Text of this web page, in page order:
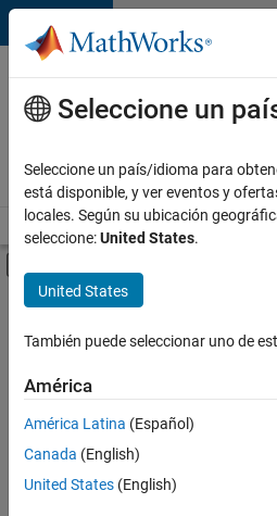
Saltar al contenido
Ofertas
de
empleo
MathWorks
Visión general Búsqueda de empleo
Contenido principal
FILTRADO POR
Globalización
Information Technology
Infrastructure and Architecture
Product Development
Actualmente
no
Seleccione un
Seleccione un país/idioma para
está disponible, y ver eventos y
locales. Según su ubicación
seleccione:United States.
United States
También puede seleccionar uno de
América
América Latina (Español)
Canada (English)
United States (English)